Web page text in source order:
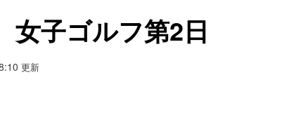
子ゴルフ第2日
更新